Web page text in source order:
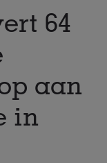
64
aan
in